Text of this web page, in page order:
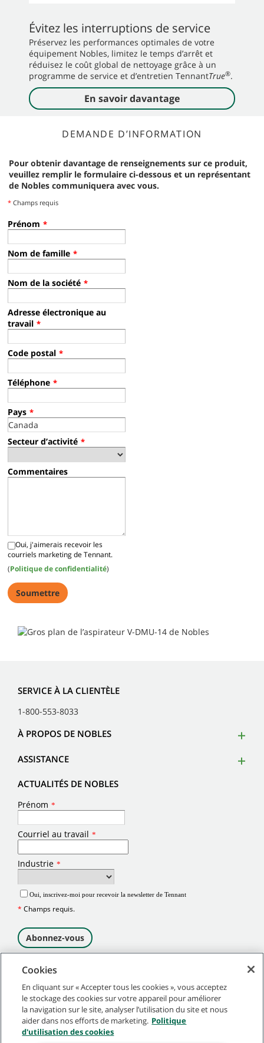
Évitez les interruptions de service
Préservez les performances optimales de votre
équipement Nobles, limitez le temps d’arrêt et
réduisez le coût global de nettoyage grâce à un
programme de service et d’entretien TennantTrue®.
En savoir davantage
DEMANDE D’INFORMATION
Pour obtenir davantage de renseignements sur ce produit,
veuillez remplir le formulaire ci-dessous et un représentant
de Nobles communiquera avec vous.
* Champs requis
Prénom *
Nom de famille *
Nom de la société *
Adresse électronique au
travail *
Code postal *
Téléphone *
Pays *
Secteur d’activité *
Commentaires
Oui, j'aimerais recevoir les
courriels marketing de Tennant.
(Politique de confidentialité)
SERVICE À LA CLIENTÈLE
1-800-553-8033
À PROPOS DE NOBLES
ASSISTANCE
ACTUALITÉS DE NOBLES
©2026Tennant Company. Tous droits réservés.
Plan du site
Politiques générales| Conditions d’utilisation
Conditions de vente
Cookies
En cliquant sur « Accepter tous les cookies », vous acceptez
le stockage des cookies sur votre appareil pour améliorer
la navigation sur le site, analyser l’utilisation du site et nous
aider dans nos efforts de marketing. Politique
d'utilisation des cookies